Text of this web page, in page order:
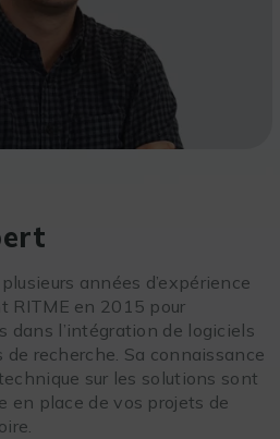
années d’expérience
RITME en 2015 pour
dans l’intégration de logiciels
recherche. Sa connaissance
sur les solutions sont
en place de vos projets de